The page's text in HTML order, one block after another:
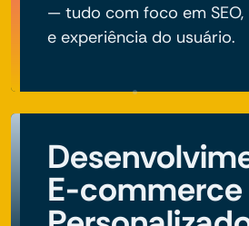
— tudo com foco em
e experiência do usuário.
E-commerce